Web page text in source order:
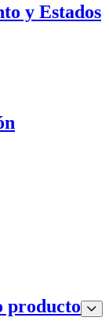
y Estados
producto